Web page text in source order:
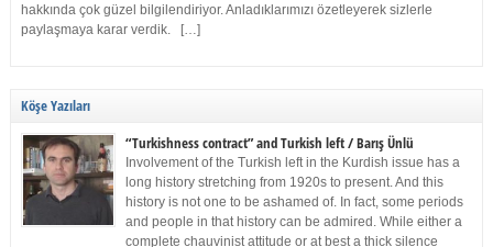
hakkında çok güzel bilgilendiriyor. Anladıklarımızı özetleyerek sizlerle
paylaşmaya karar verdik. […]
Köşe Yazıları
“Turkishness contract” and Turkish left / Barış Ünlü
Involvement of the Turkish left in the Kurdish issue has a
long history stretching from 1920s to present. And this
history is not one to be ashamed of. In fact, some periods
and people in that history can be admired. While either a
complete chauvinist attitude or at best a thick silence